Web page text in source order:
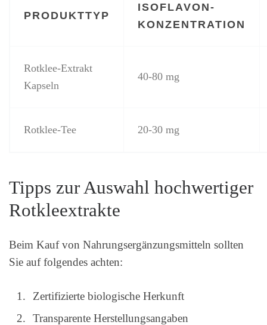
PRODUKTTYP
ISOFLAVON-
KONZENTRATION
Rotklee-Extrakt
Kapseln
40-80 mg
Rotklee-Tee 20-30 mg
Tipps zur Auswahl hochwertiger
Rotkleextrakte
Beim Kauf von Nahrungsergänzungsmitteln sollten
Sie auf folgendes achten:
Zertifizierte biologische Herkunft
Transparente Herstellungsangaben